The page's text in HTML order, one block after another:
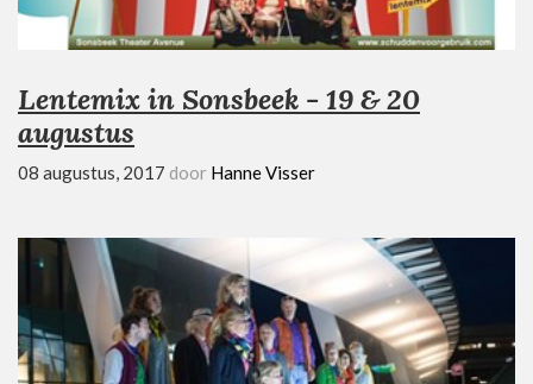
Lentemix in Sonsbeek - 19 & 20
augustus
08 augustus, 2017 door Hanne Visser